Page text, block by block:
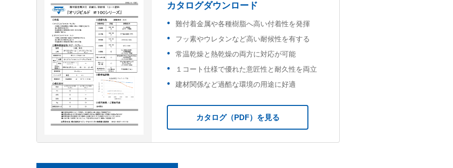
カタログダウンロード
難付着金属や各種樹脂へ高い付着性を発揮
フッ素やウレタンなど高い耐候性を有する
常温乾燥と熱乾燥の両方に対応が可能
１コート仕様で優れた意匠性と耐久性を両立
建材関係など過酷な環境の用途に好適
カタログ（PDF）を見る